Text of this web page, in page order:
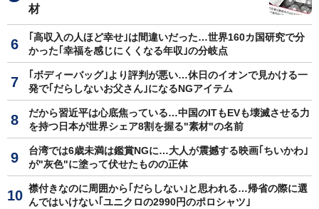
材
｢高収入の人ほど幸せ｣は間違いだった…世界160カ国研究で分
かった｢幸福を感じにくくなる年収｣の分岐点
｢ボディーバッグ｣より評判が悪い…休日のイオンで見かける一
発で｢だらしないお父さん｣になるNGアイテム
だから習近平は心底焦っている…中国のITもEVも壊滅させる力
を持つ日本が世界シェア8割を握る"素材"の名前
台湾では6歳未満は鑑賞NGに…大人が震撼する映画｢ちいかわ｣
が"灰色"に塗って伏せたものの正体
襟付きなのに周囲から｢だらしない｣と思われる…帰省の際に選
んではいけない｢ユニクロの2990円のポロシャツ｣